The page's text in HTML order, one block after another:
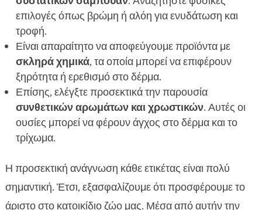
επιλογές όπως βρώμη ή αλόη για ενυδάτωση και
τροφή.
Είναι απαραίτητο να αποφεύγουμε προϊόντα με
σκληρά χημικά, τα οποία μπορεί να επιφέρουν
ξηρότητα ή ερεθισμό στο δέρμα.
Επίσης, ελέγξτε προσεκτικά την παρουσία
συνθετικών αρωμάτων και χρωστικών. Αυτές οι
ουσίες μπορεί να φέρουν άγχος στο δέρμα και το
τρίχωμα.
Η προσεκτική ανάγνωση κάθε ετικέτας είναι πολύ
σημαντική. Έτσι, εξασφαλίζουμε ότι προσφέρουμε το
άριστο στο κατοικίδιο ζώο μας. Μέσα από αυτήν την